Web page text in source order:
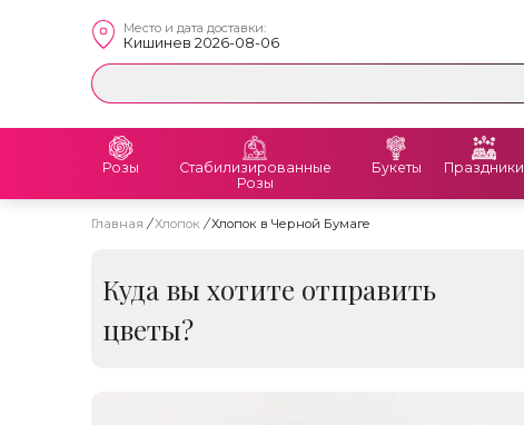
Место и дата доставки:
Кишинев 2026-08-06
Розы
Стабилизированные
Розы
Букеты Праздники
Главная / Хлопок / Хлопок в Черной Бумаге
Куда вы хотите отправить
цветы?